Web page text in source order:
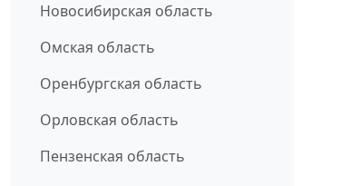
Новосибирская область
Омская область
Оренбургская область
Орловская область
Пензенская область